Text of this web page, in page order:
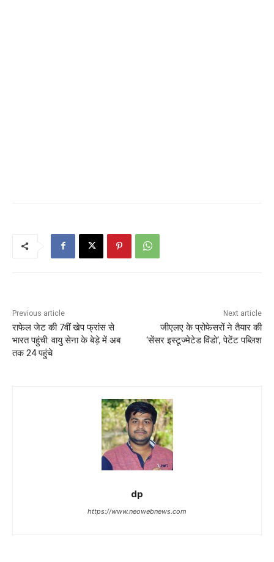
Previous article
राफेल जेट की 7वीं खेप फ्रांस से
भारत पहुंची: वायु सेना के बेड़े में अब
तक 24 पहुंचे
Next article
जीएलए के प्रोफेसरों ने तैयार की
‘सेंसर इस्टूज्मेटेड विंडो‘, पेटेंट पब्लिश
dp
https://www.neowebnews.com